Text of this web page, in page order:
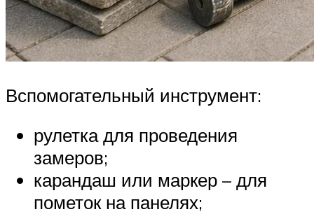
Вспомогательный инструмент:
рулетка для проведения
замеров;
карандаш или маркер – для
пометок на панелях;